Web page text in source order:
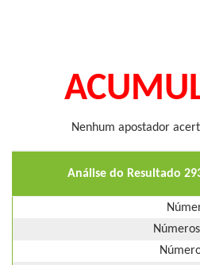
Nenhum apostador
Análise do Resultado